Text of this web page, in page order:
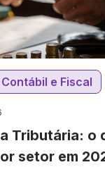
e Fiscal
Tributária: o
setor em